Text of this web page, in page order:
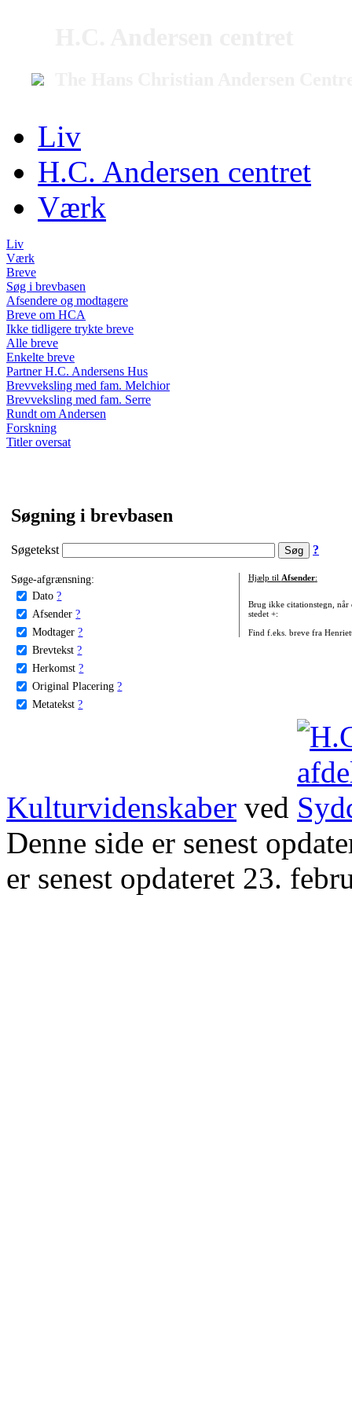
Liv
H.C. Andersen centret
Værk
Liv
Værk
Breve
Søg i brevbasen
Afsendere og modtagere
Breve om HCA
Ikke tidligere trykte breve
Alle breve
Enkelte breve
Partner H.C. Andersens Hus
Brevveksling med fam. Melchior
Brevveksling med fam. Serre
Rundt om Andersen
Forskning
Titler oversat
Søgning i brevbasen
Søgetekst ?
Søge-afgrænsning:
Dato ?
Afsender ?
Modtager ?
Brevtekst ?
Herkomst ?
Original Placering ?
Metatekst ?
Hjælp til Afsender:
Brug ikke citationstegn, når
stedet +:
Find f.eks. breve fra
Kulturvidenskaber ved
Denne side er senest
er senest opdateret 23.